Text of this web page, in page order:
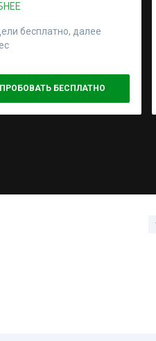
бесплатно, далее
БЕСПЛАТНО